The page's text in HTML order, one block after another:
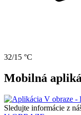
32/15 °C
Mobilná
Sledujte informácie z